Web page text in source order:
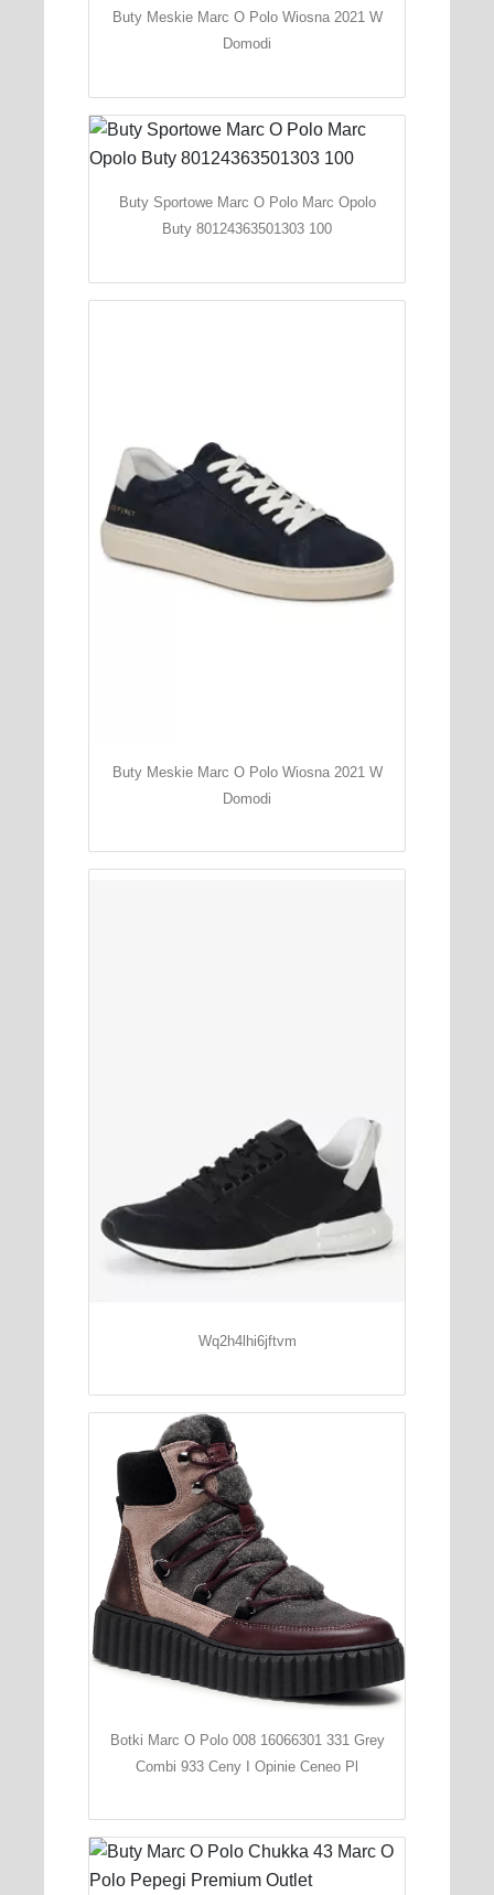
Buty Meskie Marc O Polo Wiosna 2021 W
Domodi
Buty Sportowe Marc O Polo Marc Opolo
Buty 80124363501303 100
Buty Meskie Marc O Polo Wiosna 2021 W
Domodi
Wq2h4lhi6jftvm
Botki Marc O Polo 008 16066301 331 Grey
Combi 933 Ceny I Opinie Ceneo Pl